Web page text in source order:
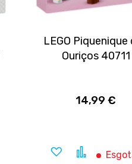
LEGO Piquenique
Ouriços 40711
14,99 €
AdicionarComparar